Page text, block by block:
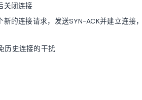
关闭连接
的连接请求，发送SYN-ACK并建立连接
历史连接的干扰